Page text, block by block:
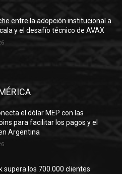
entre la adopción institucional a
y el desafío técnico de AVAX
el dólar MEP con las
para facilitar los pagos y el
Argentina
supera los 700.000 clientes